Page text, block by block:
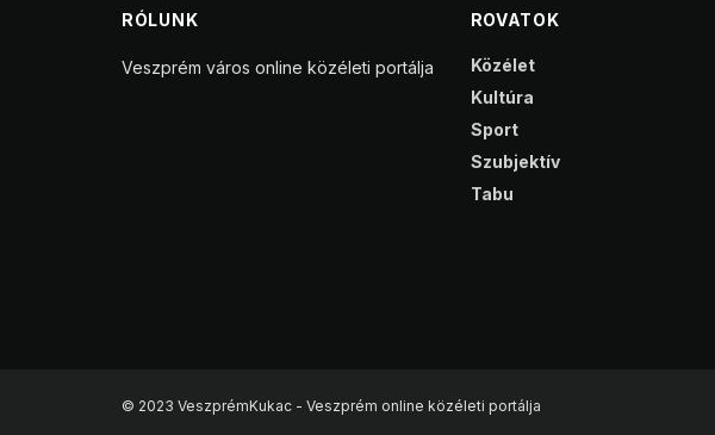
RÓLUNK
Veszprém város online közéleti portálja
ROVATOK
Közélet
Kultúra
Sport
Szubjektív
Tabu
© 2023 VeszprémKukac - Veszprém online közéleti portálja